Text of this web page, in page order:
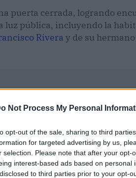
Not Process My Personal
opt-out of the sale, sharing to third
for targeted advertising by us,
selection. Please note that after your opt-
interest-based ads based on personal
to third parties prior to your opt-
puerta cerrada, logrando
luz pública, incluyendo la
Rivera y de su